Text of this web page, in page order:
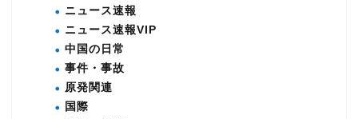
ニュース速報
ニュース速報VIP
中国の日常
事件・事故
原発関連
国際